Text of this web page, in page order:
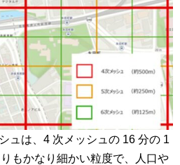
ュは、4 次メッシュの 16 分の 1
もかなり細かい粒度で、人口や